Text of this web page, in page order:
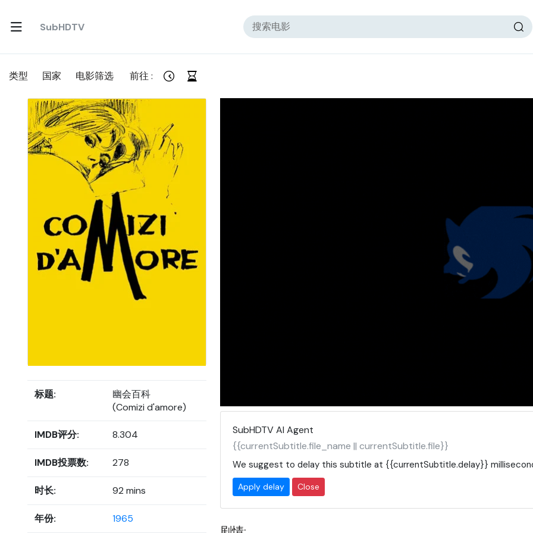
SubHDTV
类型 国家 电影筛选 前往 :
标题:
幽会百科
(Comizi d'amore)
IMDB评分: 8.304
IMDB投票数: 278
时长: 92 mins
年份: 1965
SubHDTV AI Agent
{{currentSubtitle.file_name || currentSubtitle.file}}
We suggest to delay this subtitle at {{currentSubtitle.delay}}
Apply delay Close